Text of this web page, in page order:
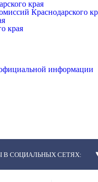
края
Краснодарского
края
информации
В СОЦИАЛЬНЫХ СЕТЯХ: